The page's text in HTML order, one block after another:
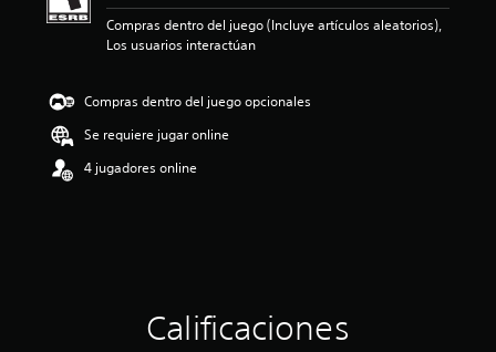
o
Compras dentro del juego (Incluye artículos aleatorios),
Los usuarios interactúan
Compras dentro del juego opcionales
Se requiere jugar online
4 jugadores online
Calificaciones